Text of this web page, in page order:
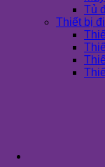
Tủ
Thiết bị